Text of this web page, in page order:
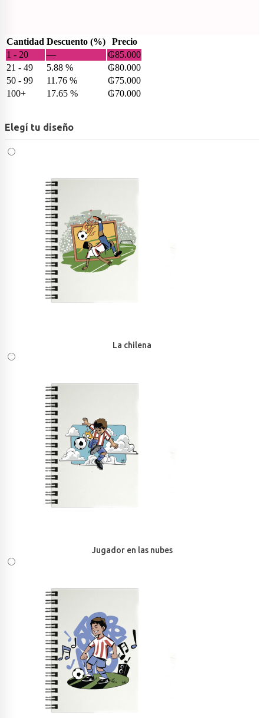
Cantidad Descuento (%)
Precio
1 - 20
— ₲85.000
21 - 49
5.88 % ₲80.000
50 - 99
11.76 % ₲75.000
100+
17.65 % ₲70.000
Elegí tu diseño
La chilena
Jugador en las nubes